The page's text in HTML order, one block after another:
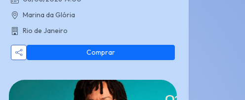
Marina da Glória
Rio de Janeiro
Comprar